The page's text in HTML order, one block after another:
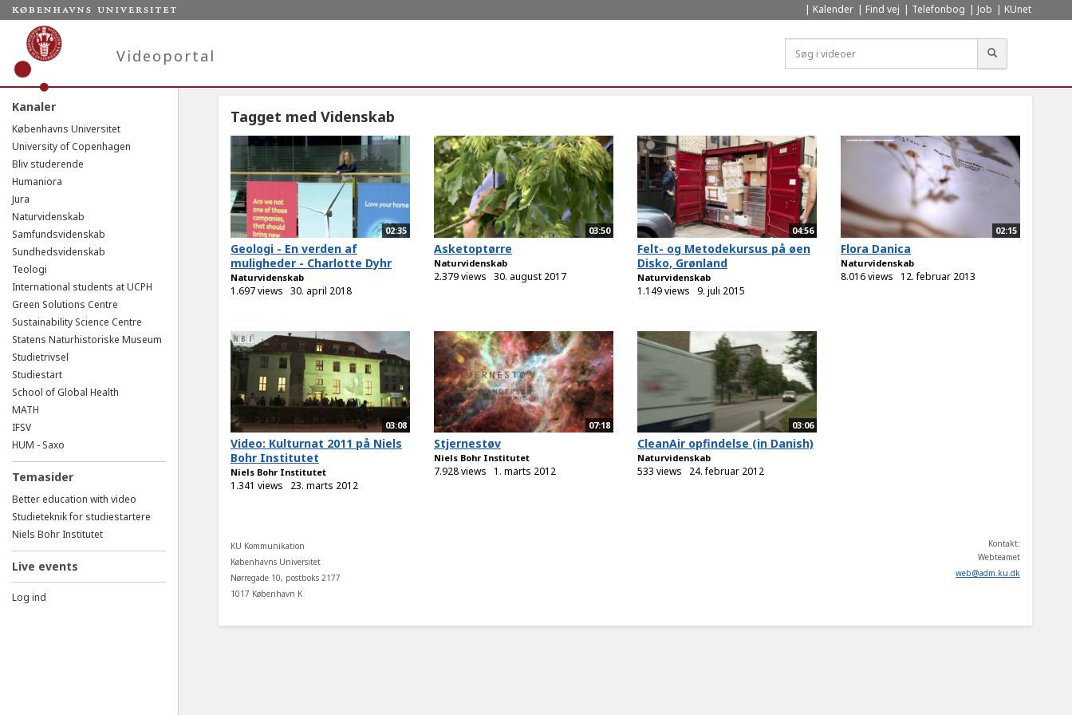
Kalender Find vej Telefonbog Job KUnet
Videoportal
Kanaler
Københavns Universitet
University of Copenhagen
Bliv studerende
Humaniora
Jura
Naturvidenskab
Samfundsvidenskab
Sundhedsvidenskab
Teologi
International students at UCPH
Green Solutions Centre
Sustainability Science Centre
Statens Naturhistoriske Museum
Studietrivsel
Studiestart
School of Global Health
MATH
IFSV
HUM - Saxo
Temasider
Better education with video
Studieteknik for studiestartere
Niels Bohr Institutet
Live events
Log ind
Tagget med Videnskab
02:35
Geologi - En verden af
muligheder - Charlotte Dyhr
Naturvidenskab
1.697 views 30. april 2018
03:50
Asketoptørre
Naturvidenskab
2.379 views 30. august 2017
04:56
Felt- og Metodekursus på øen
Disko, Grønland
Naturvidenskab
1.149 views 9. juli 2015
02:15
Flora Danica
Naturvidenskab
8.016 views 12. februar 2013
03:08
Video: Kulturnat 2011 på Niels
Bohr Institutet
Niels Bohr Institutet
1.341 views 23. marts 2012
07:18
Stjernestøv
Niels Bohr Institutet
7.928 views 1. marts 2012
03:06
CleanAir opfindelse (in Danish)
Naturvidenskab
533 views 24. februar 2012
KU Kommunikation
Københavns Universitet
Nørregade 10, postboks 2177
1017 København K
Kontakt:
Webteamet
web@adm.ku.dk